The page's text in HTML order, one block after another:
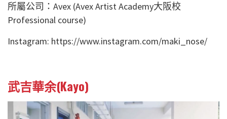
所屬公司：Avex (Avex Artist Academy大阪校
Professional course)
Instagram: https://www.instagram.com/maki_nose/
武吉華余(Kayo)